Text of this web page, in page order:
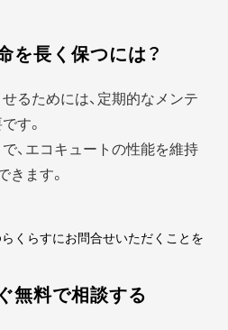
を長く保つには？
るためには、定期的なメンテ
す。
、エコキュートの性能を維持
きます。
くらすにお問合せいただくことを
無料で相談する